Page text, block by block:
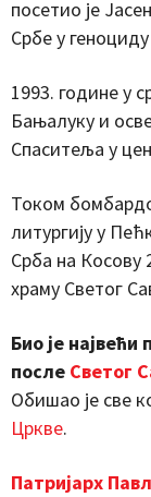
посетио је
Србе у
1993. године у
Бањалуку и
Спаситеља у
Током
литургију у
Срба на Косову
храму Светог
Био је
после Светог
Обишао је све
Цркве.
Патријарх